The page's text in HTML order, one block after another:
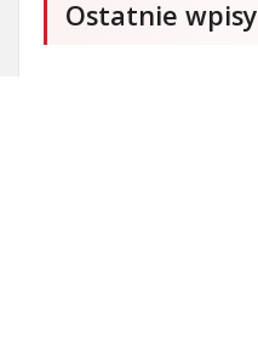
Ostatnie wpisy